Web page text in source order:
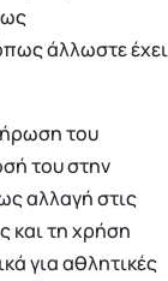
ως
άλλωστε έχει
του
του στην
αλλαγή στις
και τη χρήση
για αθλητικές